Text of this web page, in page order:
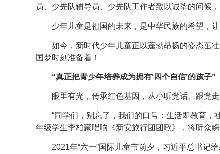
员、少先队辅导员、少先队工作者致以诚挚的问候
少年儿童是祖国的未来，是中华民族的希望，
如今，新时代少年儿童正以蓬勃昂扬的姿态茁
国梦时刻准备着！
“真正把青少年培养成为拥有‘四个自信’的孩子”
眼里有光，传承红色基因，从小听党话、跟党走
“同学们，别忘了，我们的口号：生活即教育
年级学生李柏豪唱响《新安旅行团团歌》，将听众
2021年“六一”国际儿童节前夕，习近平总书记